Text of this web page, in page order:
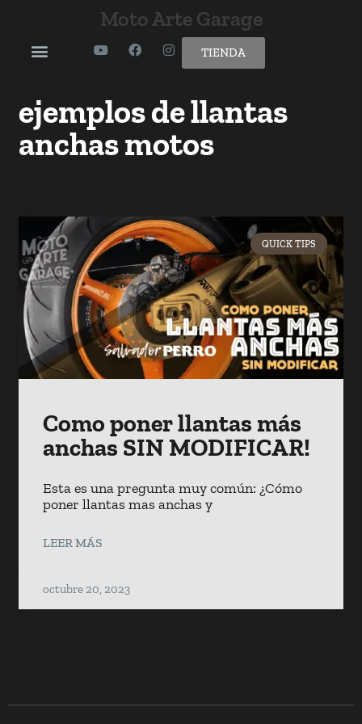
Moto Arte Garage
TIENDA
ejemplos de llantas
anchas motos
QUICK TIPS
Como poner llantas más
anchas SIN MODIFICAR!
Esta es una pregunta muy común: ¿Cómo
poner llantas mas anchas y
LEER MÁS
octubre 20, 2023